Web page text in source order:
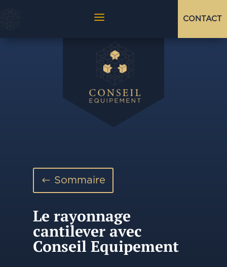
a CONTACT
Sommaire
Le rayonnage
cantilever avec
Conseil Equipement